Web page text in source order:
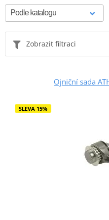
Zobrazit filtraci
Ojniční sada
SLEVA 15%